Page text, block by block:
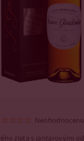
Neohodnoceno
zlata s jantarovými